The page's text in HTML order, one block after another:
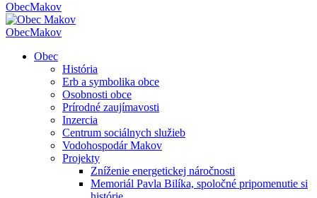
ObecMakov
ObecMakov
Obec
História
Erb a symbolika obce
Osobnosti obce
Prírodné zaujímavosti
Inzercia
Centrum sociálnych služieb
Vodohospodár Makov
Projekty
Zníženie energetickej náročnosti
Memoriál Pavla Bilíka, spoločné pripomenutie si